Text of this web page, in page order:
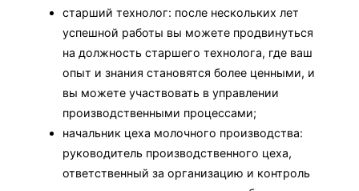
старший технолог: после нескольких лет
успешной работы вы можете продвинуться
на должность старшего технолога, где ваш
опыт и знания становятся более ценными, и
вы можете участвовать в управлении
производственными процессами;
начальник цеха молочного производства:
руководитель производственного цеха,
ответственный за организацию и контроль